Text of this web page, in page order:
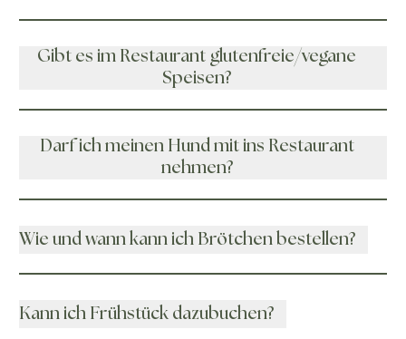
Gibt es im Restaurant glutenfreie/vegane
Speisen?
Darf ich meinen Hund mit ins Restaurant
nehmen?
Wie und wann kann ich Brötchen bestellen?
Kann ich Frühstück dazubuchen?